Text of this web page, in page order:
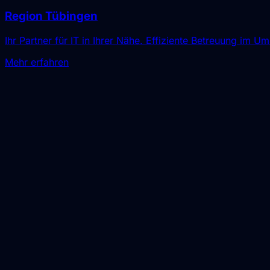
Region Tübingen
Ihr Partner für IT in Ihrer Nähe. Effiziente Betreuung im
Mehr erfahren